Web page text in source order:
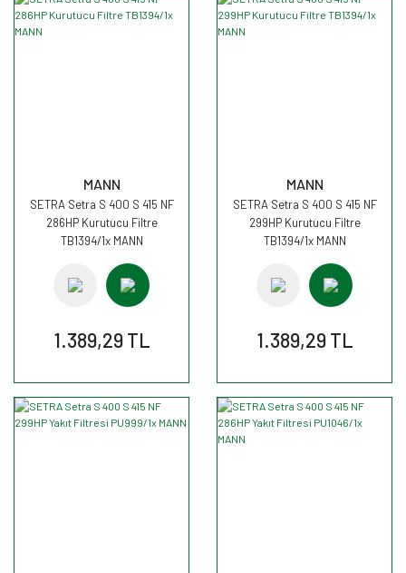
MANN
SETRA Setra S 400 S 415 NF
286HP Kurutucu Filtre
TB1394/1x MANN
1.389,29 TL
MANN
SETRA Setra S 400 S 415 NF
299HP Kurutucu Filtre
TB1394/1x MANN
1.389,29 TL